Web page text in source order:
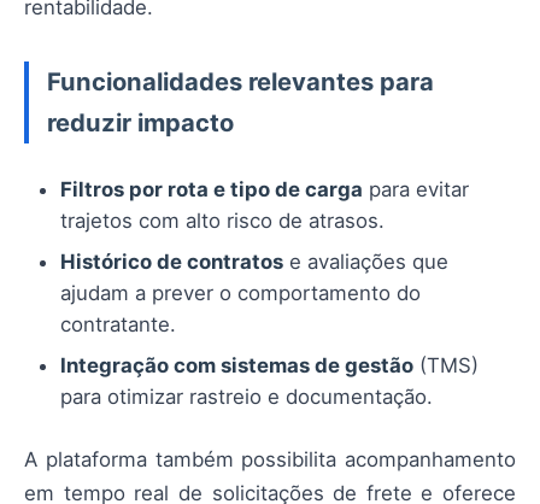
rentabilidade.
Funcionalidades relevantes para
reduzir impacto
Filtros por rota e tipo de carga para evitar
trajetos com alto risco de atrasos.
Histórico de contratos e avaliações que
ajudam a prever o comportamento do
contratante.
Integração com sistemas de gestão (TMS)
para otimizar rastreio e documentação.
A plataforma também possibilita acompanhamento
em tempo real de solicitações de frete e oferece